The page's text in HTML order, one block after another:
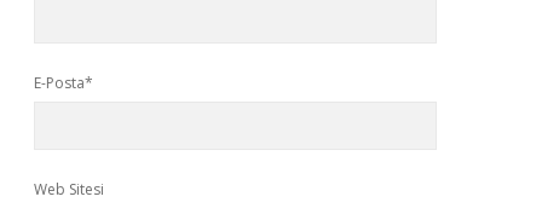
E-Posta*
Web Sitesi